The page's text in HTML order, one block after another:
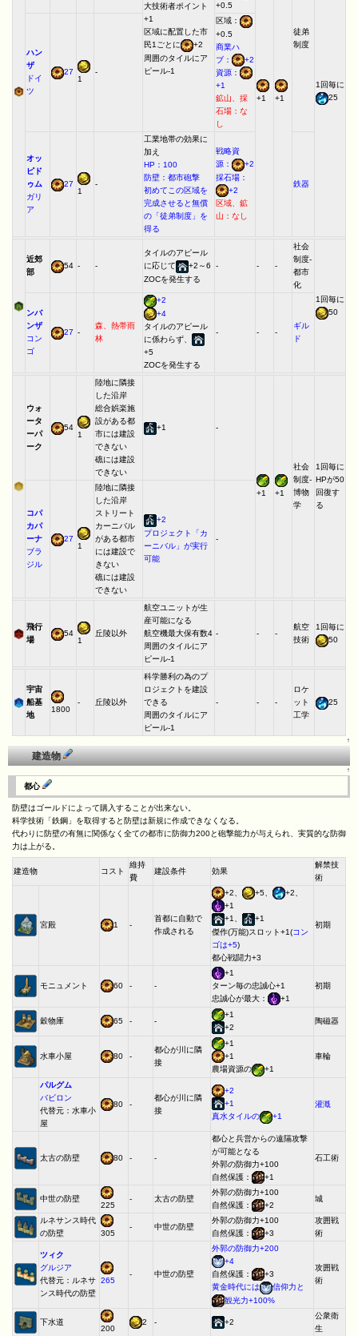
大技術者ポイント
+1
区域に配置した市
民1ごとに
+2
周囲のタイルにア
ピール-1
+0.5
+1 +1
徒弟
制度
1回毎に
25
ハン
ザ
ドイ
ツ
27
1
-
区域：
+0.5
商業ハ
ブ：
+2
資源：
+1
鉱山、採
石場：な
し
オッ
ピド
ゥム
ガリ
ア
27
1
-
工業地帯の効果に
加え
HP：100
防壁：都市砲撃
初めてこの区域を
完成させると無償
の「徒弟制度」を
得る
戦略資
源：
+2
採石場：
+2
区域、鉱
山：なし
鉄器
近郊
部
54 - -
タイルのアピール
に応じて
+2～6
ZOCを発生する
- - -
社会
制度-
都市
化
1回毎に
50
ンバ
ンザ
コン
ゴ
27 -
森、熱帯雨
林
+2
+4
タイルのアピール
に係わらず、
+5
ZOCを発生する
- - -
ギル
ド
ウォ
ータ
ーパ
ーク
54
1
陸地に隣接
した沿岸
総合娯楽施
設がある都
市には建設
できない
礁には建設
できない
+1 -
+1 +1
社会
制度-
博物
学
1回毎に
HPが50
回復す
る
コパ
カパ
ーナ
ブラ
ジル
27
1
陸地に隣接
した沿岸
ストリート
カーニバル
がある都市
には建設で
きない
礁には建設
できない
+2
プロジェクト「カ
ーニバル」が実行
可能
-
飛行
場
54
1
丘陵以外
航空ユニットが生
産可能になる
航空機最大保有数4
周囲のタイルにア
ピール-1
- - -
航空
技術
1回毎に
50
宇宙
船基
地
1800
- 丘陵以外
科学勝利の為のプ
ロジェクトを建設
できる
周囲のタイルにア
ピール-1
- - -
ロケ
ット
工学
25
↑
建造物
↑
都心
防壁はゴールドによって購入することが出来ない。
科学技術「鉄鋼」を取得すると防壁は新規に作成できなくなる。
代わりに防壁の有無に関係なく全ての都市に防御力200と砲撃能力が与えられ、実質的な防御
力は上がる。
建造物 コスト
維持
費
建設条件 効果
解禁技
術
宮殿 1 -
首都に自動で
作成される
+2、 +5、
+2、
+1
+1、
+1
傑作(万能)スロット+1(コン
ゴは+5)
都心戦闘力+3
初期
モニュメント 60 - -
+1
ターン毎の忠誠心+1
忠誠心が最大：
+1
初期
穀物庫 65 - -
+1
+2
陶磁器
水車小屋 80 -
都心が川に隣
接
+1
+1
農場資源の
+1
車輪
パルグム
バビロン
代替元：水車小
屋
80 -
都心が川に隣
接
+2
+1
真水タイルの
+1
灌漑
太古の防壁 80 - -
都心と兵営からの遠隔攻撃
が可能となる
外郭の防御力+100
自然保護：
+1
石工術
中世の防壁
225
- 太古の防壁
外郭の防御力+100
自然保護：
+2
城
ルネサンス時代
の防壁
305
- 中世の防壁
外郭の防御力+100
自然保護：
+3
攻囲戦
術
ツィク
グルジア
代替元：ルネサ
ンス時代の防壁
265
- 中世の防壁
外郭の防御力+200
+4
自然保護：
+3
黄金時代には
信仰力と
観光力+100%
攻囲戦
術
下水道
200
2 - +2
公衆衛
生